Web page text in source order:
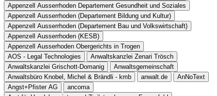
Appenzell Ausserrhoden Departement Gesundheit und Soziales
Appenzell Ausserrhoden (Departement Bildung und Kultur)
Appenzell Ausserrhoden (Departement Bau und Volkswirtschaft)
Appenzell Ausserrhoden (KESB)
Appenzell Ausserhoden Obergerichts in Trogen
AOS - Legal Technologies
Anwaltskanzlei Zenari Trösch
Anwaltskanzlei Grischott-Domanig
Anwaltsgemeinschaft
Anwaltsbüro Knobel, Michel & Brändli - kmb
anwalt.de
AnNoText
Angst+Pfister AG
ancoma